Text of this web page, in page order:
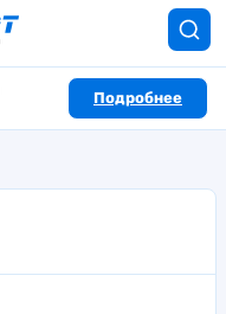
Подробнее